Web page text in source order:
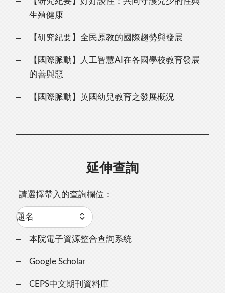
生殖健康
【研究紀要】全民原教的國際趨勢與發展
【國際脈動】人工智慧AI在各國學校教育發展
的善與惡
【國際脈動】英國幼兒教育之發展概況
延伸查詢
請選擇帶入的查詢欄位：
本院電子資源整合查詢系統
Google Scholar
CEPS中文期刊資料庫